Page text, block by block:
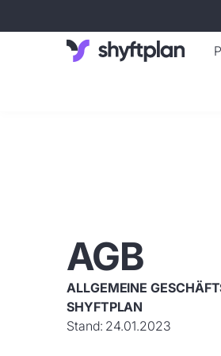
AGB
ALLGEMEINE
SHYFTPLAN
Stand: 24.01.2023